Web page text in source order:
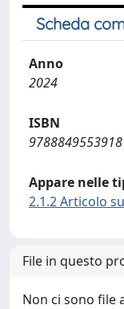
Scheda
Anno
2024
ISBN
9788849553918
Appare nelle
2.1.2 Articolo
File in questo
Non ci sono file